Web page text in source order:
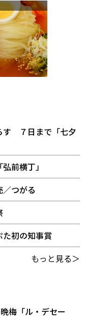
す ７日まで「七夕
前横丁」
つがる
初の知事賞
もっと見る＞
梅「ル・デセー